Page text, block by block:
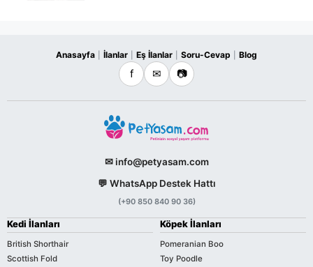
Anasayfa İlanlar Eş İlanlar Soru-Cevap Blog
f ✉ 📷
✉ info@petyasam.com
💬 WhatsApp Destek Hattı
(+90 850 840 90 36)
Kedi İlanları
British Shorthair
Scottish Fold
Köpek İlanları
Pomeranian Boo
Toy Poodle